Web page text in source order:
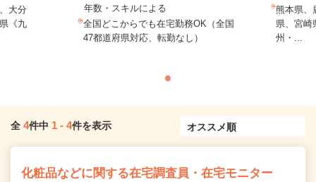
大分
《九
年数・スキルによる
全国どこからでも在宅勤務OK（全国
47都道府県対応、転勤なし）
熊本県、
県、宮崎
州・...
全 4件中 1 - 4件を表示
化粧品などに関する在宅調査員・在宅モニター